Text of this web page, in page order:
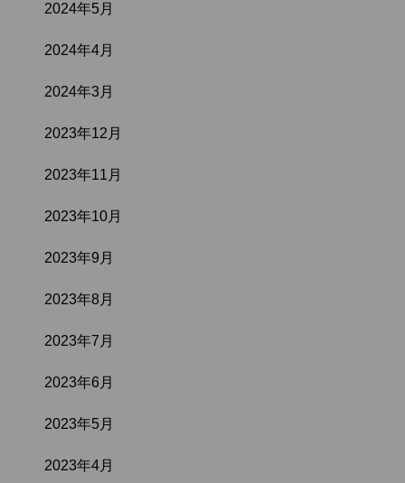
2024年5月
2024年4月
2024年3月
2023年12月
2023年11月
2023年10月
2023年9月
2023年8月
2023年7月
2023年6月
2023年5月
2023年4月